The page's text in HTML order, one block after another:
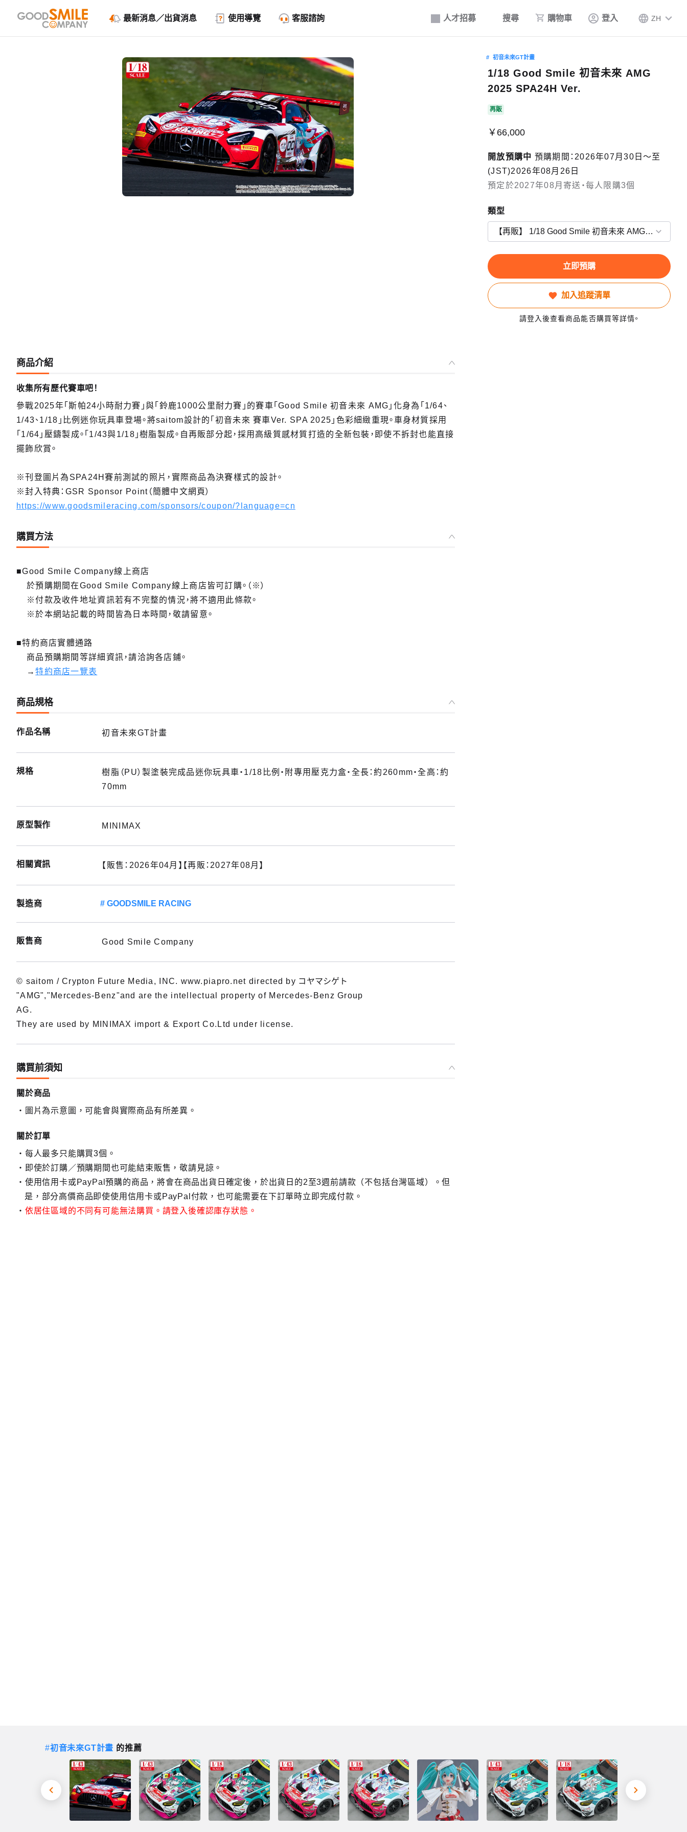
人才招募 搜尋 購物車 登入 ZH
最新消息／出貨消息 使用導覽 客服諮詢
初音未來GT計畫
1/18 Good Smile 初音未來 AMG
2025 SPA24H Ver.
再販
￥66,000
開放預購中 預購期間：2026年07月30日〜至
(JST)2026年08月26日
預定於2027年08月寄送・每人限購3個
類型
開放預購中
立即預購
加入追蹤清單
請登入後查看商品能否購買等詳情。
商品介紹
收集所有歷代賽車吧！
參戰2025年「斯帕24小時耐力賽」與「鈴鹿1000公里耐力賽」的賽車「Good Smile 初音未來 AMG」化身為「1/64、
1/43、1/18」比例迷你玩具車登場。將saitom設計的「初音未來 賽車Ver. SPA 2025」色彩細緻重現。車身材質採用
「1/64」壓鑄製成。「1/43與1/18」樹脂製成。自再販部分起，採用高級質感材質打造的全新包裝，即使不拆封也能直接
擺飾欣賞。
※刊登圖片為SPA24H賽前測試的照片，實際商品為決賽樣式的設計。
※封入特典：GSR Sponsor Point（簡體中文網頁）
https://www.goodsmileracing.com/sponsors/coupon/?language=cn
購買方法
■Good Smile Company線上商店
於預購期間在Good Smile Company線上商店皆可訂購。（※）
※付款及收件地址資訊若有不完整的情況，將不適用此條款。
※於本網站記載的時間皆為日本時間，敬請留意。
■特約商店實體通路
商品預購期間等詳細資訊，請洽詢各店鋪。
→特約商店一覽表
商品規格
作品名稱 初音未來GT計畫
規格
樹脂（PU）製塗裝完成品迷你玩具車・1/18比例・附專用壓克力盒・全長：約260mm・全高：約
70mm
原型製作 MINIMAX
相關資訊 【販售：2026年04月】【再販：2027年08月】
製造商 GOODSMILE RACING
販售商 Good Smile Company
© saitom / Crypton Future Media, INC. www.piapro.net directed by コヤマシゲト
"AMG","Mercedes-Benz"and are the intellectual property of Mercedes-Benz Group
AG.
They are used by MINIMAX import & Export Co.Ltd under license.
購買前須知
關於商品
圖片為示意圖，可能會與實際商品有所差異。
關於訂單
每人最多只能購買3個。
即使於訂購／預購期間也可能結束販售，敬請見諒。
使用信用卡或PayPal預購的商品，將會在商品出貨日確定後，於出貨日的2至3週前請款（不包括台灣區域）。但
是，部分高價商品即使使用信用卡或PayPal付款，也可能需要在下訂單時立即完成付款。
依居住區域的不同有可能無法購買。請登入後確認庫存狀態。
#初音未來GT計畫 的推薦